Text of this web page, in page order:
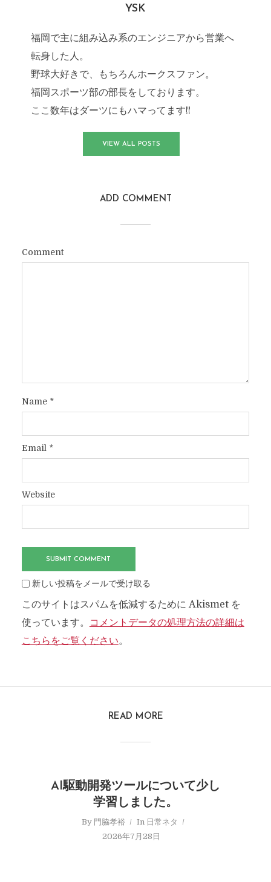
YSK
福岡で主に組み込み系のエンジニアから営業へ
転身した人。
野球大好きで、もちろんホークスファン。
福岡スポーツ部の部長をしております。
ここ数年はダーツにもハマってます!!
VIEW ALL POSTS
ADD COMMENT
Comment
Name*
Email *
Website
新しい投稿をメールで受け取る
このサイトはスパムを低減するために Akismet を
使っています。
コメントデータの処理方法の詳細は
こちらをご覧ください。
READ MORE
AI駆動開発ツールについて少し
学習しました。
By 門脇孝裕 In 日常ネタ
2026年7月28日